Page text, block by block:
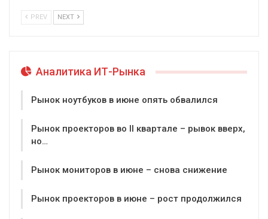
PREV NEXT
Аналитика ИТ-Рынка
Рынок ноутбуков в июне опять обвалился
Рынок проекторов во II квартале – рывок вверх,
но…
Рынок мониторов в июне – снова снижение
Рынок проекторов в июне – рост продолжился